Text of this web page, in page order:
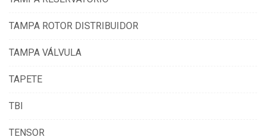
TAMPA ROTOR DISTRIBUIDOR
TAMPA VÁLVULA
TAPETE
TBI
TENSOR